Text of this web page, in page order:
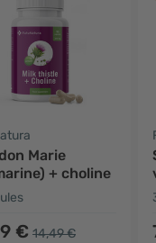
Marie
+ choline
€ 14,49 €